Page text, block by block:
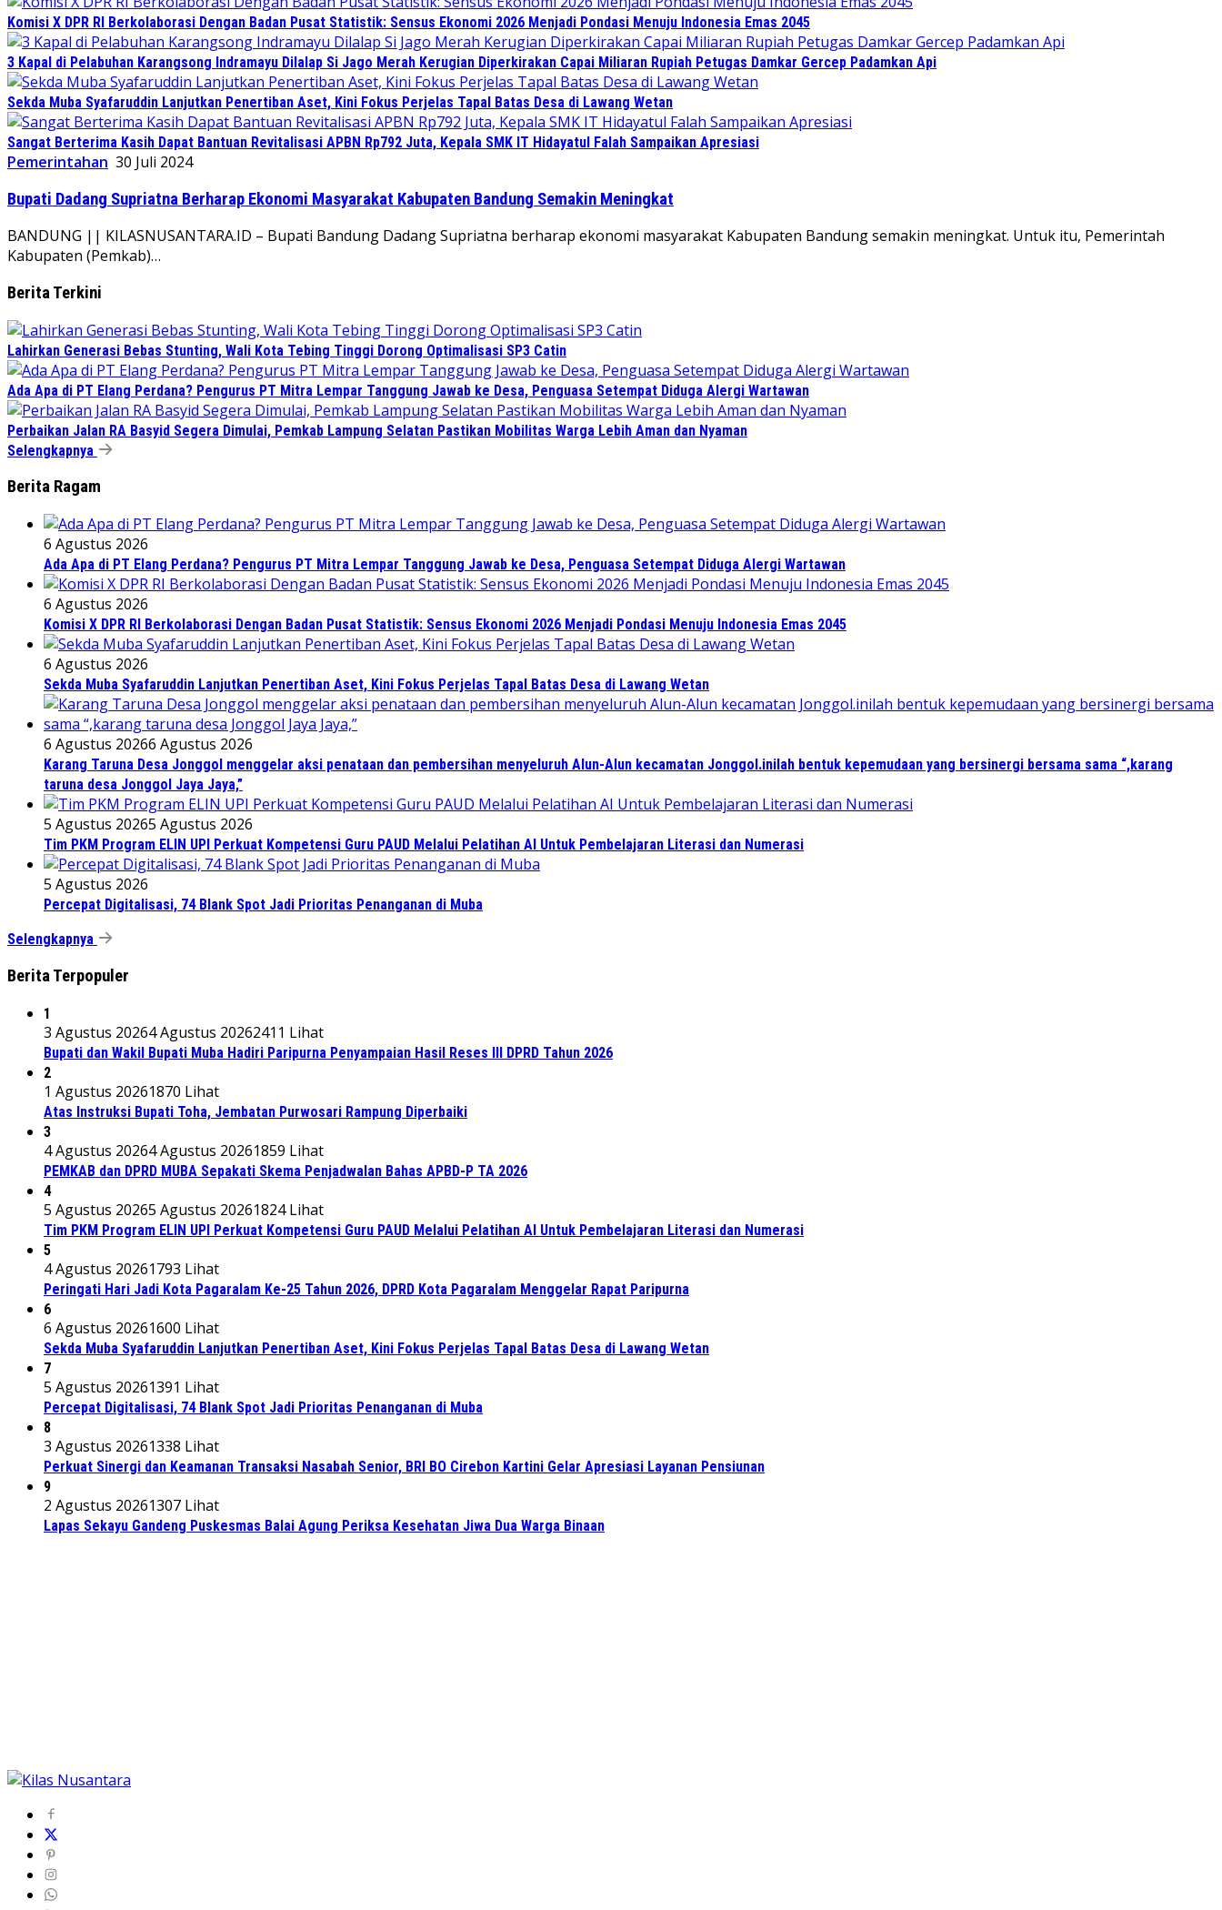
Komisi X DPR RI Berkolaborasi Dengan Badan Pusat Statistik: Sensus Ekonomi 2026 Menjadi Pondasi Menuju Indonesia Emas 2045
3 Kapal di Pelabuhan Karangsong Indramayu Dilalap Si Jago Merah Kerugian Diperkirakan Capai Miliaran Rupiah Petugas Damkar Gercep Padamkan Api
Sekda Muba Syafaruddin Lanjutkan Penertiban Aset, Kini Fokus Perjelas Tapal Batas Desa di Lawang Wetan
Sangat Berterima Kasih Dapat Bantuan Revitalisasi APBN Rp792 Juta, Kepala SMK IT Hidayatul Falah Sampaikan Apresiasi
Pemerintahan 30 Juli 2024
Bupati Dadang Supriatna Berharap Ekonomi Masyarakat Kabupaten Bandung Semakin Meningkat
BANDUNG || KILASNUSANTARA.ID – Bupati Bandung Dadang Supriatna berharap ekonomi masyarakat Kabupaten Bandung semakin meningkat. Untuk itu, Pemerintah
Kabupaten (Pemkab)…
Berita Terkini
Lahirkan Generasi Bebas Stunting, Wali Kota Tebing Tinggi Dorong Optimalisasi SP3 Catin
Ada Apa di PT Elang Perdana? Pengurus PT Mitra Lempar Tanggung Jawab ke Desa, Penguasa Setempat Diduga Alergi Wartawan
Perbaikan Jalan RA Basyid Segera Dimulai, Pemkab Lampung Selatan Pastikan Mobilitas Warga Lebih Aman dan Nyaman
Selengkapnya
Berita Ragam
6 Agustus 2026
Ada Apa di PT Elang Perdana? Pengurus PT Mitra Lempar Tanggung Jawab ke Desa, Penguasa Setempat Diduga Alergi Wartawan
6 Agustus 2026
Komisi X DPR RI Berkolaborasi Dengan Badan Pusat Statistik: Sensus Ekonomi 2026 Menjadi Pondasi Menuju Indonesia Emas 2045
6 Agustus 2026
Sekda Muba Syafaruddin Lanjutkan Penertiban Aset, Kini Fokus Perjelas Tapal Batas Desa di Lawang Wetan
6 Agustus 20266 Agustus 2026
Karang Taruna Desa Jonggol menggelar aksi penataan dan pembersihan menyeluruh Alun-Alun kecamatan Jonggol.inilah bentuk kepemudaan yang bersinergi bersama sama “,karang
taruna desa Jonggol Jaya Jaya,”
5 Agustus 20265 Agustus 2026
Tim PKM Program ELIN UPI Perkuat Kompetensi Guru PAUD Melalui Pelatihan AI Untuk Pembelajaran Literasi dan Numerasi
5 Agustus 2026
Percepat Digitalisasi, 74 Blank Spot Jadi Prioritas Penanganan di Muba
Selengkapnya
Berita Terpopuler
1
3 Agustus 20264 Agustus 20262411 Lihat
Bupati dan Wakil Bupati Muba Hadiri Paripurna Penyampaian Hasil Reses III DPRD Tahun 2026
2
1 Agustus 20261870 Lihat
Atas Instruksi Bupati Toha, Jembatan Purwosari Rampung Diperbaiki
3
4 Agustus 20264 Agustus 20261859 Lihat
PEMKAB dan DPRD MUBA Sepakati Skema Penjadwalan Bahas APBD-P TA 2026
4
5 Agustus 20265 Agustus 20261824 Lihat
Tim PKM Program ELIN UPI Perkuat Kompetensi Guru PAUD Melalui Pelatihan AI Untuk Pembelajaran Literasi dan Numerasi
5
4 Agustus 20261793 Lihat
Peringati Hari Jadi Kota Pagaralam Ke-25 Tahun 2026, DPRD Kota Pagaralam Menggelar Rapat Paripurna
6
6 Agustus 20261600 Lihat
Sekda Muba Syafaruddin Lanjutkan Penertiban Aset, Kini Fokus Perjelas Tapal Batas Desa di Lawang Wetan
7
5 Agustus 20261391 Lihat
Percepat Digitalisasi, 74 Blank Spot Jadi Prioritas Penanganan di Muba
8
3 Agustus 20261338 Lihat
Perkuat Sinergi dan Keamanan Transaksi Nasabah Senior, BRI BO Cirebon Kartini Gelar Apresiasi Layanan Pensiunan
9
2 Agustus 20261307 Lihat
Lapas Sekayu Gandeng Puskesmas Balai Agung Periksa Kesehatan Jiwa Dua Warga Binaan